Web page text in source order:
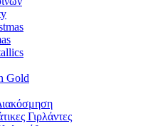
Gold
Γιρλάντες